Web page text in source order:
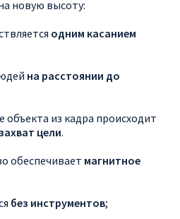
новую высоту:
одним касанием
на расстоянии до
объекта из кадра происходит
захват цели.
обеспечивает магнитное
без инструментов;